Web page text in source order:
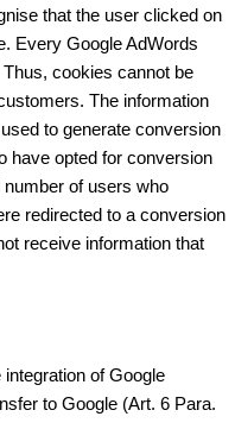
that the user clicked on
Every Google AdWords
cookies cannot be
The information
to generate conversion
have opted for conversion
of users who
redirected to a conversion
receive information that
of Google
to Google (Art. 6 Para.